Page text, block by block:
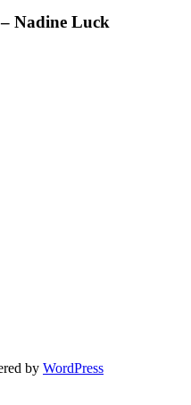
Nadine Luck
by WordPress